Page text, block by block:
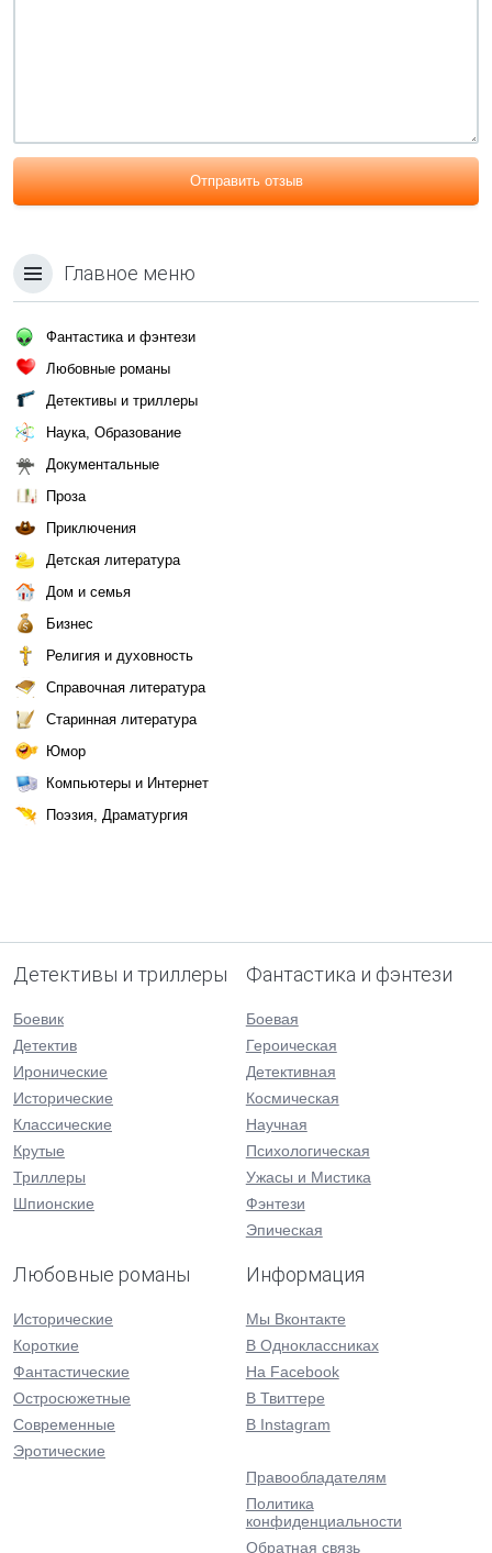
Отправить отзыв
Главное меню
Фантастика и фэнтези
Любовные романы
Детективы и триллеры
Наука, Образование
Документальные
Проза
Приключения
Детская литература
Дом и семья
Бизнес
Религия и духовность
Справочная литература
Старинная литература
Юмор
Компьютеры и Интернет
Поэзия, Драматургия
Детективы и триллеры
Боевик
Детектив
Иронические
Исторические
Классические
Крутые
Триллеры
Шпионские
Фантастика и фэнтези
Боевая
Героическая
Детективная
Космическая
Научная
Психологическая
Ужасы и Мистика
Фэнтези
Эпическая
Любовные романы
Исторические
Короткие
Фантастические
Остросюжетные
Современные
Эротические
Информация
Мы Вконтакте
В Одноклассниках
На Facebook
В Твиттере
В Instagram
Правообладателям
Политика
конфиденциальности
Обратная связь